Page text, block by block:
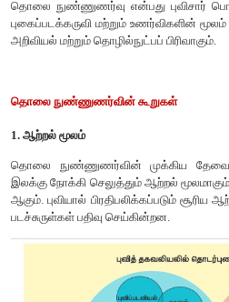
புகைப்படக்கருவி மற்றும்
அறிவியல் மற்றும் தொழில்நுட்பப்
தொலை நுண்ணுணர்வின் கூறுகள்
1. ஆற்றல் மூலம்